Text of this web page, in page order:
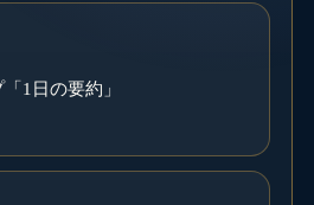
1日の要約」